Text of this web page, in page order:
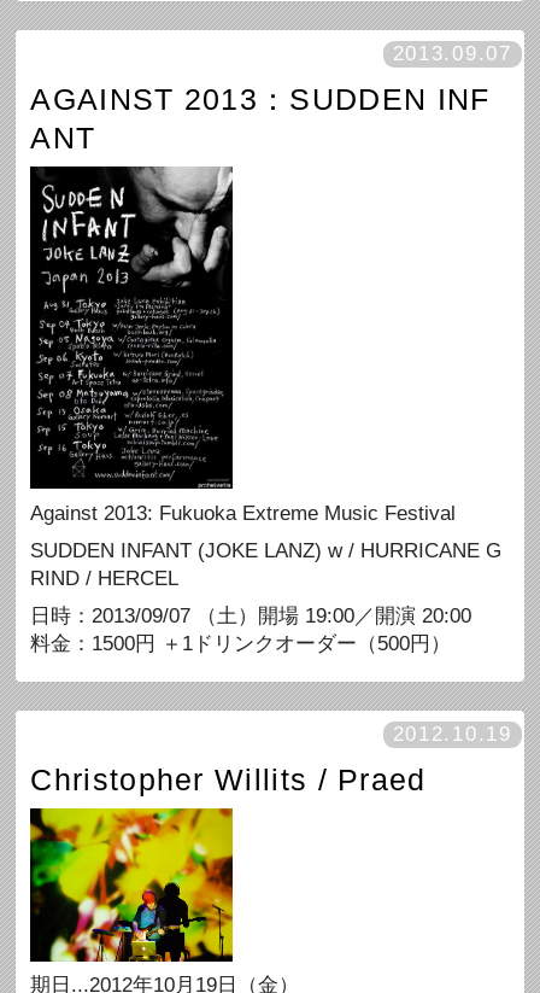
2013.09.07
AGAINST 2013：SUDDEN INF
ANT
Against 2013: Fukuoka Extreme Music Festival
SUDDEN INFANT (JOKE LANZ) w / HURRICANE G
RIND / HERCEL
日時：2013/09/07 （土）開場 19:00／開演 20:00
料金：1500円 ＋1ドリンクオーダー（500円）
2012.10.19
Christopher Willits / Praed
期日...2012年10月19日（金）